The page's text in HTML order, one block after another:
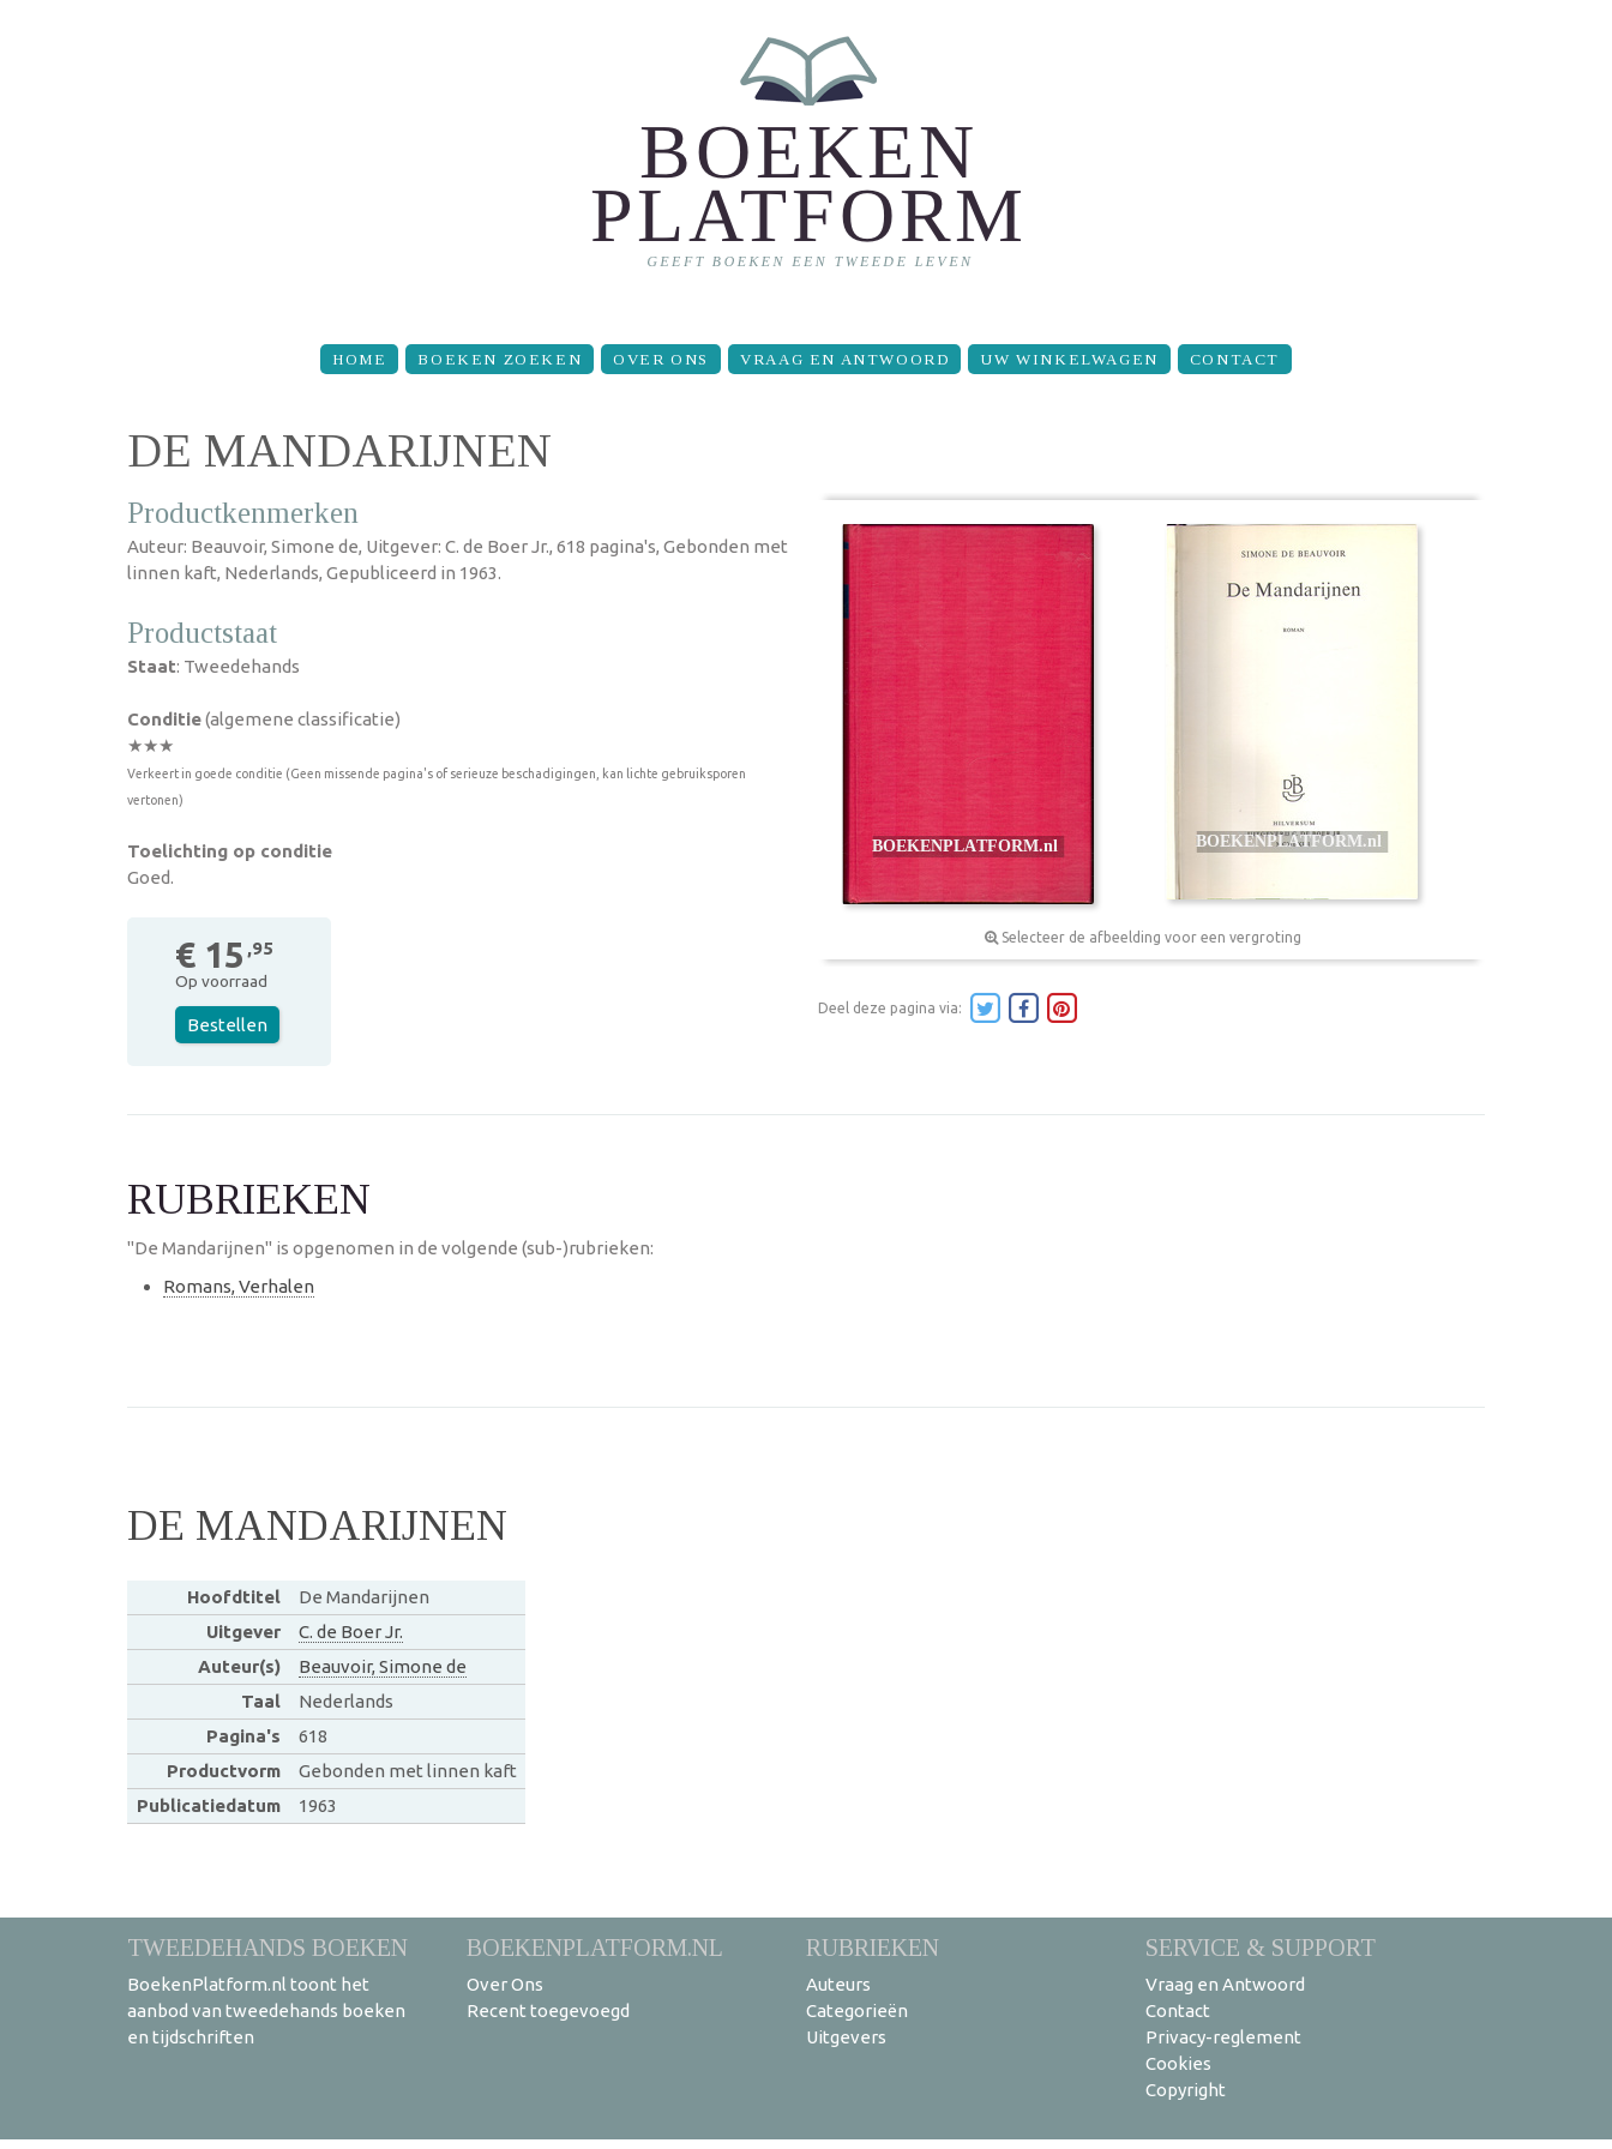
HOME BOEKEN ZOEKEN OVER ONS VRAAG EN ANTWOORD UW WINKELWAGEN CONTACT
DE MANDARIJNEN
Productkenmerken
Auteur: Beauvoir, Simone de, Uitgever: C. de Boer Jr., 618 pagina's, Gebonden met
linnen kaft, Nederlands, Gepubliceerd in 1963.
Productstaat
Staat: Tweedehands
Conditie(algemene classificatie)
★★★
Verkeert in goede conditie (Geen missende pagina's of serieuze beschadigingen, kan lichte gebruiksporen
vertonen)
Toelichting op conditie
Goed.
€ 15 ,95
Op voorraad
Bestellen
Selecteer de afbeelding voor een vergroting
Deel deze pagina via:
RUBRIEKEN
"De Mandarijnen" is opgenomen in de volgende (sub-)rubrieken:
Romans, Verhalen
DE MANDARIJNEN
Hoofdtitel
De Mandarijnen
Uitgever
C. de Boer Jr.
Auteur(s)
Beauvoir, Simone de
Taal
Nederlands
Pagina's
618
Productvorm
Gebonden met linnen kaft
Publicatiedatum
1963
TWEEDEHANDS BOEKEN
BoekenPlatform.nl toont het
aanbod van tweedehands boeken
en tijdschriften
BOEKENPLATFORM.NL
Over Ons
Recent toegevoegd
RUBRIEKEN
Auteurs
Categorieën
Uitgevers
SERVICE & SUPPORT
Vraag en Antwoord
Contact
Privacy-reglement
Cookies
Copyright